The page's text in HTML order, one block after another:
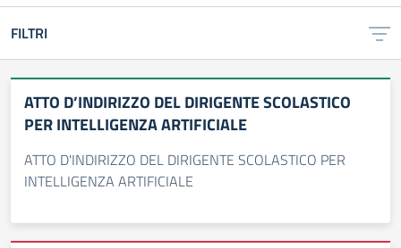
FILTRI
ATTO D’INDIRIZZO DEL DIRIGENTE SCOLASTICO
PER INTELLIGENZA ARTIFICIALE
ATTO D'INDIRIZZO DEL DIRIGENTE SCOLASTICO PER
INTELLIGENZA ARTIFICIALE